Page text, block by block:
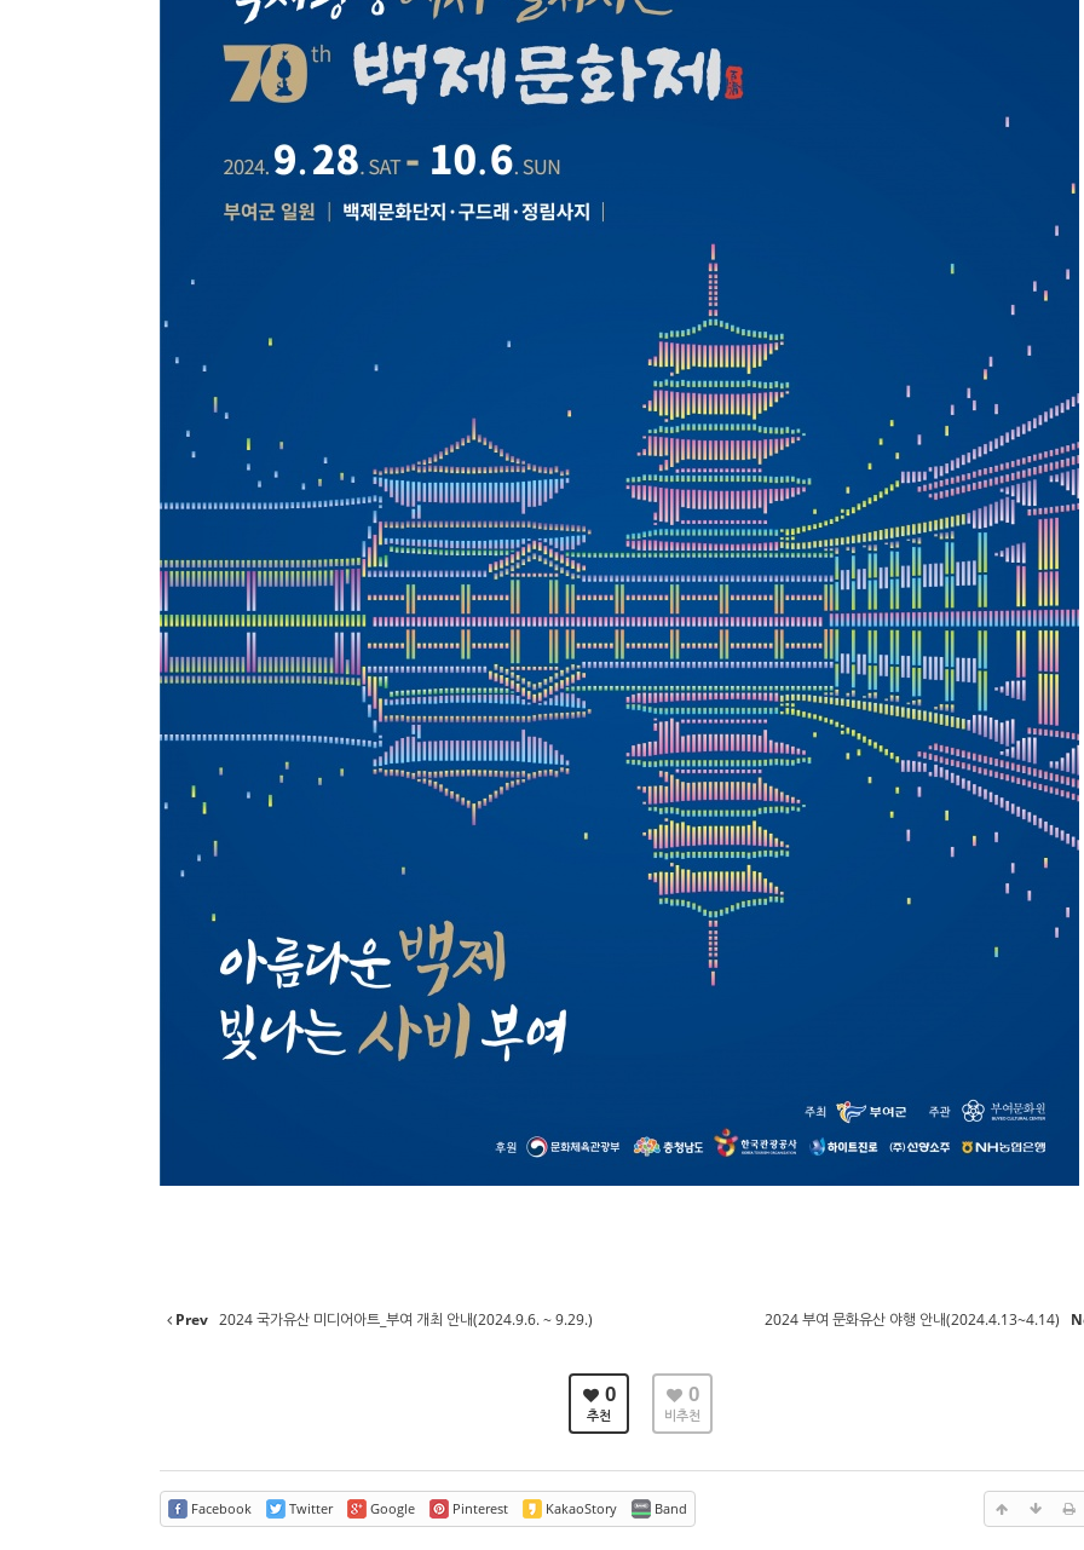
Prev 2024 국가유산 미디어아트_부여 개최 안내(2024.9.6. ~ 9.29.) 2024 부여 문화유산 야행 안내(2024.4.13~4.14)
0
추천
0
비추천
Facebook Twitter Google Pinterest KakaoStory Band